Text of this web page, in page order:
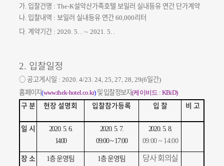
가 입찰건명 : The-K설악산가족호텔 보일러 실내등유 연간 단가계약
나 입찰내역 : 보일러 실내등유 연간60,000리터
다 계약기간 : 2020. 5. . ∼ 2021. 5. .
2. 입찰일정
○ 공고게시일 : 2020. 4/23. 24, 25, 27, 28, 29(6일간)
홈페이지(www.thek-hotel.co.kr) 및 입찰정보지(케이비드 : KBiD)
구 분 현장 설명회 입찰참가등록 입 찰 비 고
일 시
2020. 5. 6.
14:00
2020. 5. 7.
09:00 ~ 17:00
2020. 5. 8.
09:00 ~ 14:00
장 소 1층 운영팀 1층 운영팀 당사 회의실